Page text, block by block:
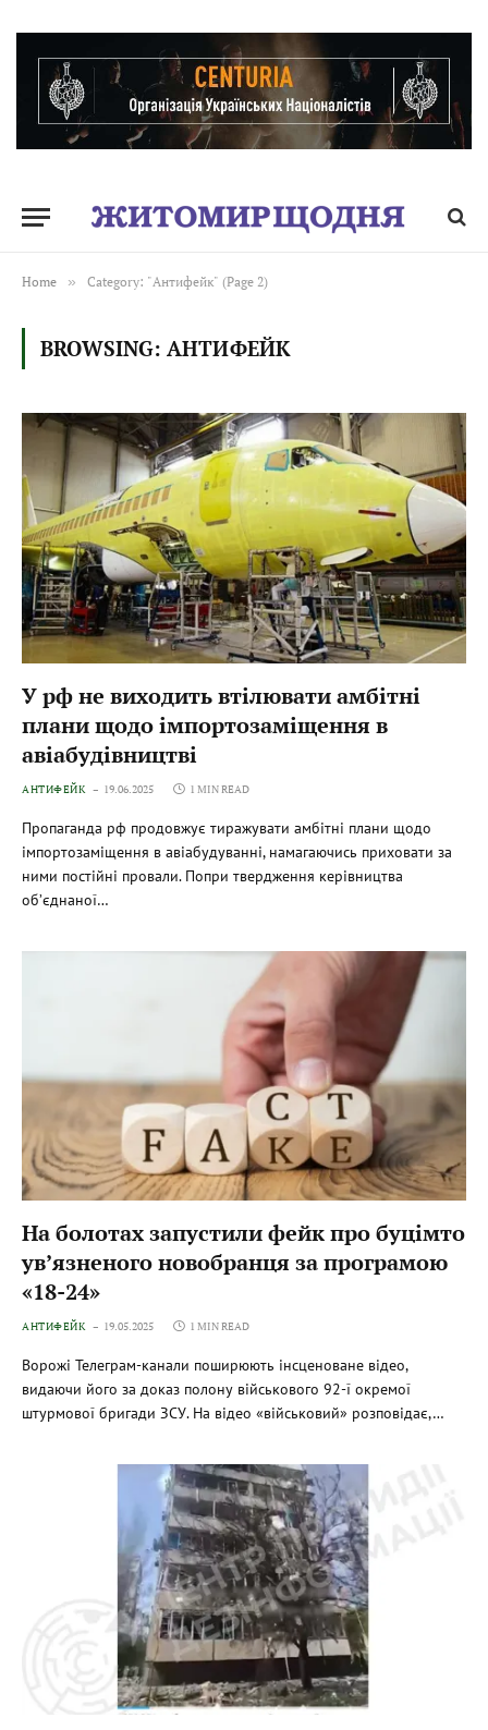
Home » Category: "Антифейк" (Page 2)
BROWSING: АНТИФЕЙК
У рф не виходить втілювати амбітні
плани щодо імпортозаміщення в
авіабудівництві
АНТИФЕЙК 19.06.2025 1 MIN READ
Пропаганда рф продовжує тиражувати амбітні плани щодо
імпортозаміщення в авіабудуванні, намагаючись приховати за
ними постійні провали. Попри твердження керівництва
об’єднаної…
На болотах запустили фейк про буцімто
ув’язненого новобранця за програмою
«18-24»
АНТИФЕЙК 19.05.2025 1 MIN READ
Ворожі Телеграм-канали поширюють інсценоване відео,
видаючи його за доказ полону військового 92-ї окремої
штурмової бригади ЗСУ. На відео «військовий» розповідає,…